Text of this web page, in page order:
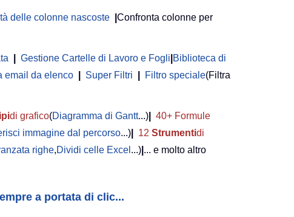
delle colonne nascoste
Confronta colonne per
Gestione Cartelle di Lavoro e Fogli Biblioteca di
email da elenco Super Filtri Filtro speciale(Filtra
di grafico(Diagramma di Gantt...)
40+ Formule
immagine dal percorso...) 12 Strumentidi
righe,Dividi celle Excel ...) ... e molto altro
a portata di clic...